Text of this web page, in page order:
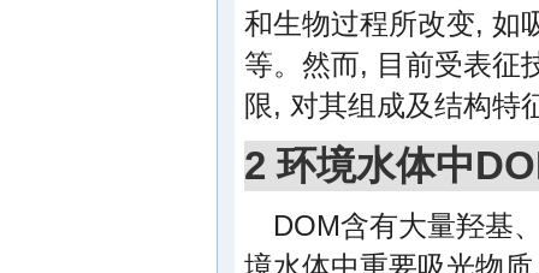
和生物过程所改变, 如
等。然而, 目前受表征
限, 对其组成及结构特
2 环境水体中
DOM含有大量羟基